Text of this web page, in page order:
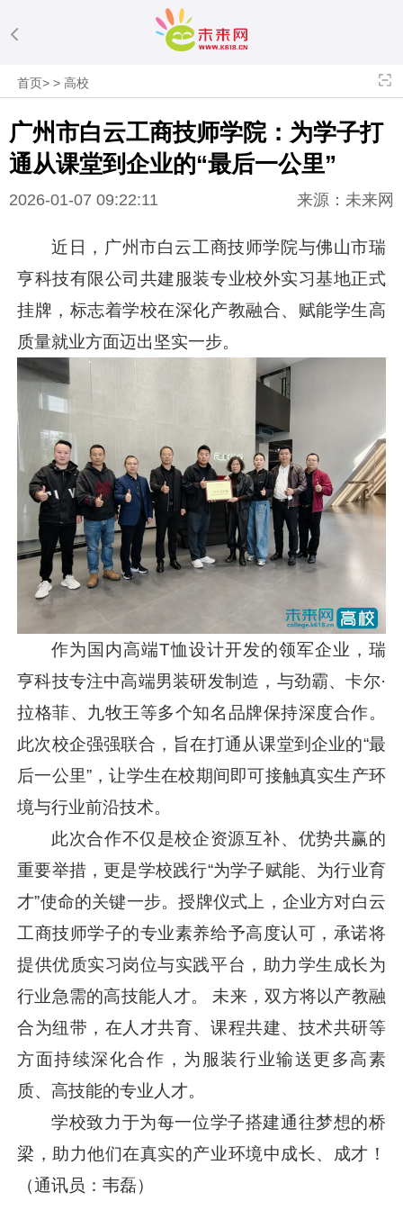
首页>>高校
广州市白云工商技师学院：为学子打
通从课堂到企业的“最后一公里”
2026-01-07 09:22:11 来源：未来网
近日，广州市白云工商技师学院与佛山市瑞
亨科技有限公司共建服装专业校外实习基地正式
挂牌，标志着学校在深化产教融合、赋能学生高
质量就业方面迈出坚实一步。
作为国内高端T恤设计开发的领军企业，瑞
亨科技专注中高端男装研发制造，与劲霸、卡尔·
拉格菲、九牧王等多个知名品牌保持深度合作。
此次校企强强联合，旨在打通从课堂到企业的“最
后一公里”，让学生在校期间即可接触真实生产环
境与行业前沿技术。
此次合作不仅是校企资源互补、优势共赢的
重要举措，更是学校践行“为学子赋能、为行业育
才”使命的关键一步。授牌仪式上，企业方对白云
工商技师学子的专业素养给予高度认可，承诺将
提供优质实习岗位与实践平台，助力学生成长为
行业急需的高技能人才。 未来，双方将以产教融
合为纽带，在人才共育、课程共建、技术共研等
方面持续深化合作，为服装行业输送更多高素
质、高技能的专业人才。
学校致力于为每一位学子搭建通往梦想的桥
梁，助力他们在真实的产业环境中成长、成才！
（通讯员：韦磊）